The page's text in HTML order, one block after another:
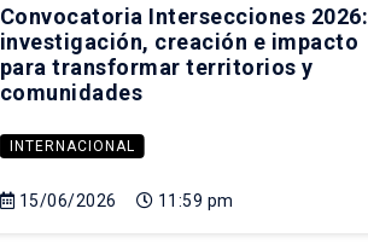
Convocatoria Intersecciones 2026:
investigación, creación e impacto
para transformar territorios y
comunidades
INTERNACIONAL
15/06/2026 11:59 pm